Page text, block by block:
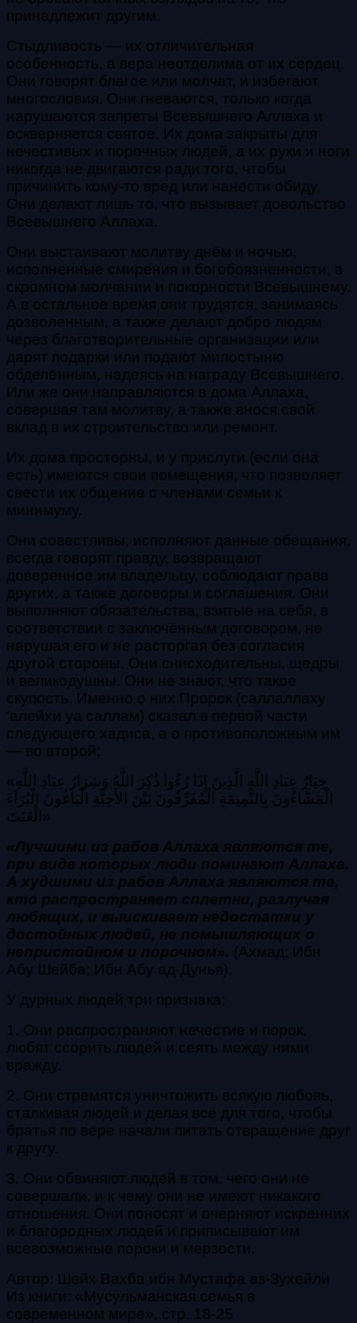
принадлежит другим.
Стыдливость — их отличительная
особенность, а вера неотделима от их сердец.
Они говорят благое или молчат, и избегают
многословия. Они гневаются, только когда
нарушаются запреты Всевышнего Аллаха и
оскверняется святое. Их дома закрыты для
нечестивых и порочных людей, а их руки и ноги
никогда не двигаются ради того, чтобы
причинить кому-то вред или нанести обиду.
Они делают лишь то, что вызывает довольство
Всевышнего Аллаха.
Они выстаивают молитву днём и ночью,
исполненные смирения и богобоязненности, в
скромном молчании и покорности Всевышнему.
А в остальное время они трудятся, занимаясь
дозволенным, а также делают добро людям
через благотворительные организации или
дарят подарки или подают милостыню
обделённым, надеясь на награду Всевышнего.
Или же они направляются в дома Аллаха,
совершая там молитву, а также внося свой
вклад в их строительство или ремонт.
Их дома просторны, и у прислуги (если она
есть) имеются свои помещения, что позволяет
свести их общение с членами семьи к
минимуму.
Они совестливы, исполняют данные обещания,
всегда говорят правду, возвращают
доверенное им владельцу, соблюдают права
других, а также договоры и соглашения. Они
выполняют обязательства, взятые на себя, в
соответствии с заключённым договором, не
нарушая его и не расторгая без согласия
другой стороны. Они снисходительны, щедры
и великодушны. Они не знают, что такое
скупость. Именно о них Пророк (саллаллаху
‘алейхи уа саллам) сказал в первой части
следующего хадиса, а о противоположным им
— во второй:
«خِيَارُ عِبَادِ اللَّهِ الَّذِينَ إِذَا رُءُوا ذُكِرَ اللَّهُ وَشِرَارُ عِبَادِ اللَّهِ
الْمَشَّاءُونَ بِالنَّمِيمَةِ الْمُفَرِّقُونَ بَيْنَ الأَحِبَّةِ الْبَاغُونَ الْبُرَآءَ
الْعَنَتَ»
«Лучшими из рабов Аллаха являются те,
при виде которых люди поминают Аллаха.
А худшими из рабов Аллаха являются те,
кто распространяет сплетни, разлучая
любящих, и выискивает недостатки у
достойных людей, не помышляющих о
непристойном и порочном». (Ахмад; Ибн
Абу Шейба; Ибн Абу ад-Дунья).
У дурных людей три признака:
1. Они распространяют нечестие и порок,
любят ссорить людей и сеять между ними
вражду.
2. Они стремятся уничтожить всякую любовь,
сталкивая людей и делая всё для того, чтобы
братья по вере начали питать отвращение друг
к другу.
3. Они обвиняют людей в том, чего они не
совершали, и к чему они не имеют никакого
отношения. Они поносят и очерняют искренних
и благородных людей и приписывают им
всевозможные пороки и мерзости.
Автор: Шейх Вахба ибн Мустафа аз-Зухейли
Из книги: «Мусульманская семья в
современном мире», стр. 18-25